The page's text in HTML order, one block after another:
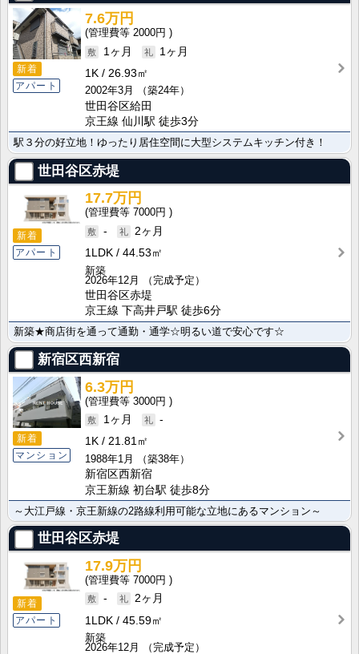
新着
アパート
7.6万円
2000円
1ヶ月
1ヶ月
1K
26.93㎡
2002年3月
（築24年）
世田谷区給田
京王線 仙川駅 徒歩3分
駅３分の好立地！ゆったり居住空間に大型システムキッチン付き！
世田谷区赤堤
新着
アパート
17.7万円
7000円
-
2ヶ月
1LDK
44.53㎡
新築
2026年12月
（完成予定）
世田谷区赤堤
京王線 下高井戸駅 徒歩6分
新築★商店街を通って通勤・通学☆明るい道で安心です☆
新宿区西新宿
新着
マンション
6.3万円
3000円
1ヶ月
-
1K
21.81㎡
1988年1月
（築38年）
新宿区西新宿
京王新線 初台駅 徒歩8分
～大江戸線・京王新線の2路線利用可能な立地にあるマンション～
世田谷区赤堤
新着
アパート
17.9万円
7000円
-
2ヶ月
1LDK
45.59㎡
新築
2026年12月
（完成予定）